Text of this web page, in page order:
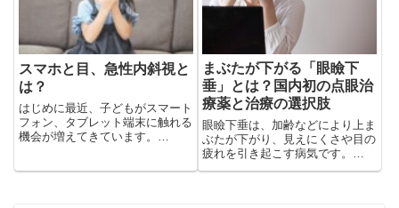
することが大切です。
スマホと目、急性内斜視と
は？
はじめに最近、子どもがスマート
フォン、タブレット端末に触れる
機会が増えてきています。
まぶたが下がる「眼瞼下
垂」とは？国内初の点眼治
療薬と治療の選択肢
眼瞼下垂は、加齢などにより上ま
ぶたが下がり、見えにくさや目の
疲れを引き起こす病気です。
2025年、日本で初めて後天性眼